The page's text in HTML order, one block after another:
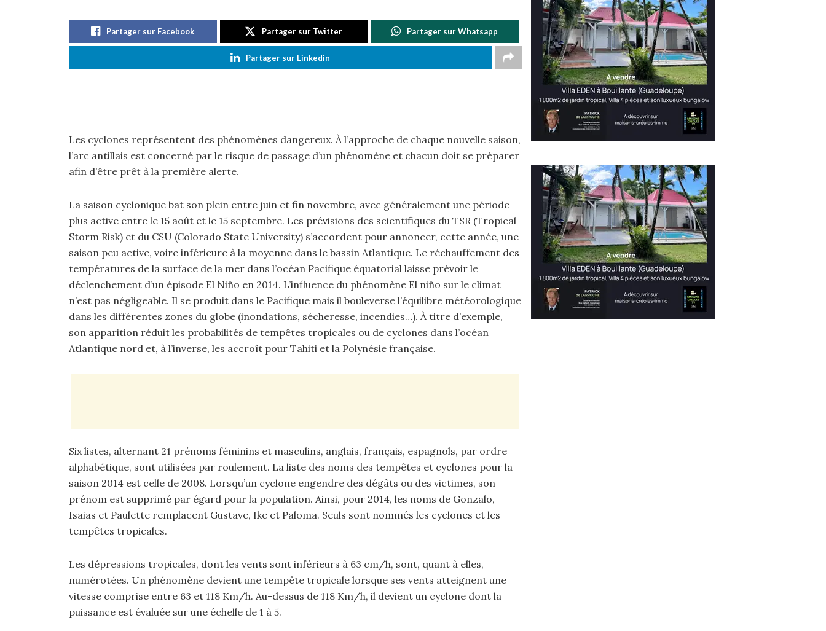
Partager sur Facebook Partager sur Twitter Partager sur Whatsapp
Partager sur Linkedin
Les cyclones représentent des phénomènes dangereux. À l’approche de chaque nouvelle saison,
l’arc antillais est concerné par le risque de passage d’un phénomène et chacun doit se préparer
afin d’être prêt à la première alerte.
La saison cyclonique bat son plein entre juin et fin novembre, avec généralement une période
plus active entre le 15 août et le 15 septembre. Les prévisions des scientifiques du TSR (Tropical
Storm Risk) et du CSU (Colorado State University) s’accordent pour annoncer, cette année, une
saison peu active, voire inférieure à la moyenne dans le bassin Atlantique. Le réchauffement des
températures de la surface de la mer dans l’océan Pacifique équatorial laisse prévoir le
déclenchement d’un épisode El Niño en 2014. L’influence du phénomène El niño sur le climat
n’est pas négligeable. Il se produit dans le Pacifique mais il bouleverse l’équilibre météorologique
dans les différentes zones du globe (inondations, sécheresse, incendies…). À titre d’exemple,
son apparition réduit les probabilités de tempêtes tropicales ou de cyclones dans l’océan
Atlantique nord et, à l’inverse, les accroît pour Tahiti et la Polynésie française.
Six listes, alternant 21 prénoms féminins et masculins, anglais, français, espagnols, par ordre
alphabétique, sont utilisées par roulement. La liste des noms des tempêtes et cyclones pour la
saison 2014 est celle de 2008. Lorsqu’un cyclone engendre des dégâts ou des victimes, son
prénom est supprimé par égard pour la population. Ainsi, pour 2014, les noms de Gonzalo,
Isaias et Paulette remplacent Gustave, Ike et Paloma. Seuls sont nommés les cyclones et les
tempêtes tropicales.
Les dépressions tropicales, dont les vents sont inférieurs à 63 cm/h, sont, quant à elles,
numérotées. Un phénomène devient une tempête tropicale lorsque ses vents atteignent une
vitesse comprise entre 63 et 118 Km/h. Au-dessus de 118 Km/h, il devient un cyclone dont la
puissance est évaluée sur une échelle de 1 à 5.